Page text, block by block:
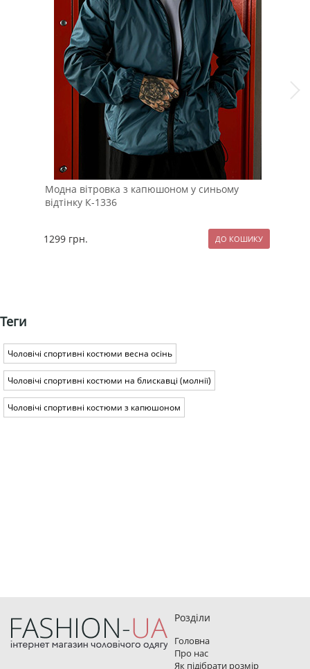
Модна вітровка з капюшоном у синьому
відтінку К-1336
1299 грн.
Теги
Чоловічі спортивні костюми весна осінь
Чоловічі спортивні костюми на блискавці (молнії)
Чоловічі спортивні костюми з капюшоном
Розділи
Головна
Про нас
Як підібрати розмір